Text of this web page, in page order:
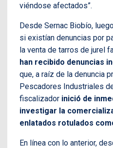
viéndose afectados”.
Desde Sernac Biobío,
si existían denuncias por
la venta de tarros de jurel
han recibido denuncias
que, a raíz de la denuncia
Pescadores Industriales
fiscalizador inició de
investigar la
enlatados rotulados
En línea con lo anterior,